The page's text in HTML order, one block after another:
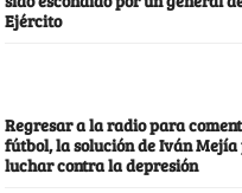
Ejército
Regresar a la radio para
fútbol, la solución de Iván
luchar contra la depresión